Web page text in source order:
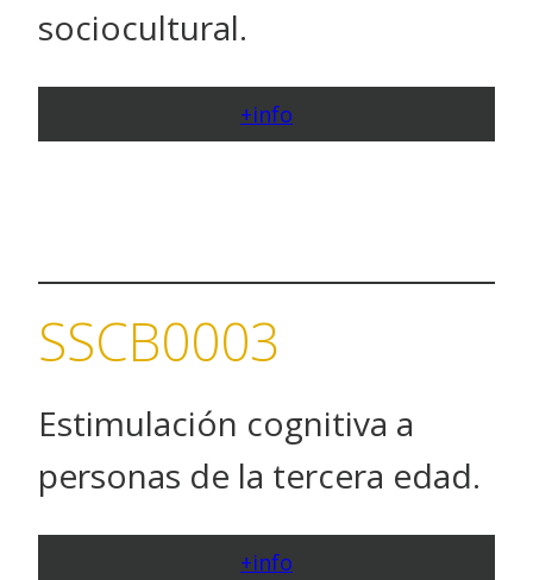
sociocultural.
+info
SSCB0003
Estimulación cognitiva a
personas de la tercera edad.
+info